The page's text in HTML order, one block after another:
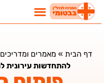
דף הבית»מאמרים ומדריכים
להתחדשות עירונית